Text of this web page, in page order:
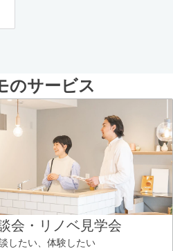
のサービス
会・リノベ見学会
したい、体験したい